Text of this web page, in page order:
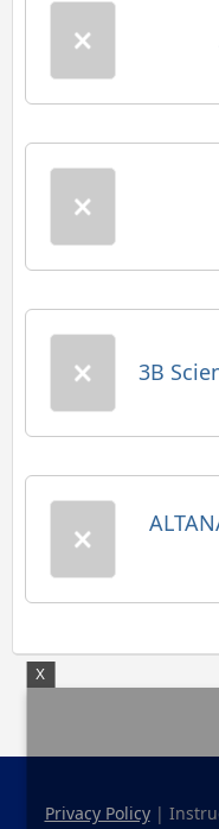
X
3B
Privacy Policy|